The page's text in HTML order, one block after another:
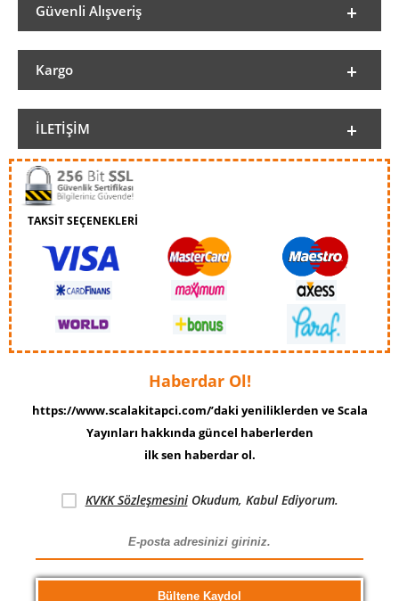
Güvenli Alışveriş
Kargo
İLETIŞIM
TAKSİT SEÇENEKLERİ
Haberdar Ol!
https://www.scalakitapci.com/’daki yeniliklerden ve Scala
Yayınları hakkında güncel haberlerden
ilk sen haberdar ol.
KVKK SözleşmesiniOkudum, Kabul Ediyorum.